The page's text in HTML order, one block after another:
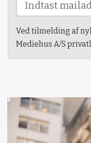
Ved tilmelding af
Mediehus A/S